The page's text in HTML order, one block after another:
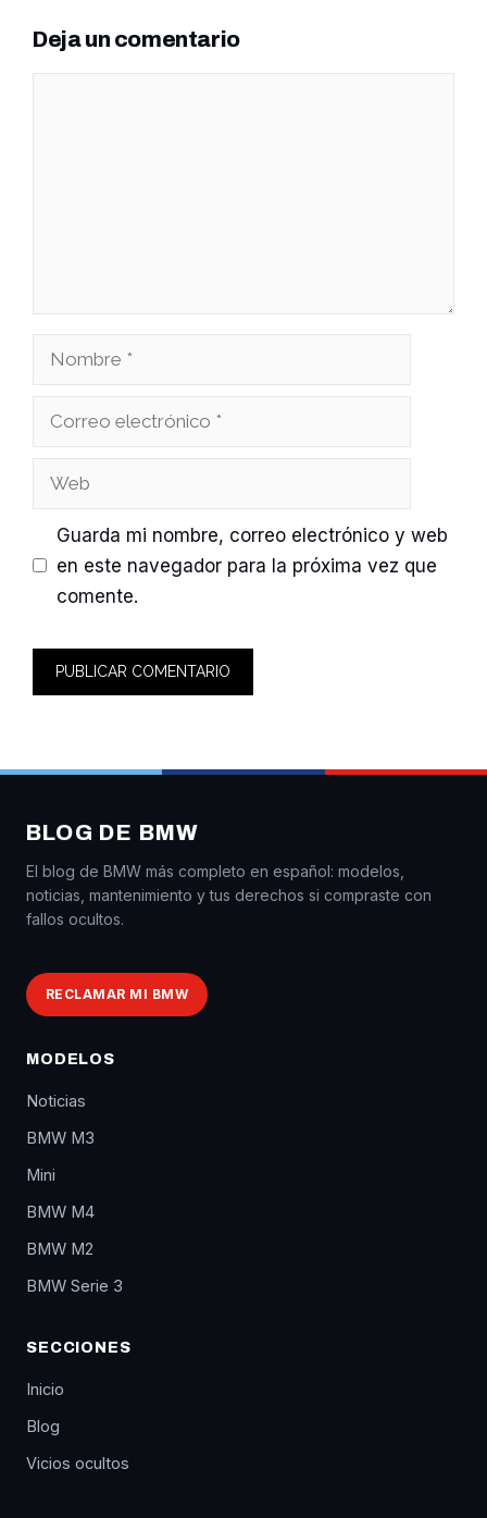
Deja un comentario
Nombre
Correo
Web
Guarda mi nombre, correo electrónico y web
en este navegador para la próxima vez que
comente.
BLOG DE BMW
El blog de BMW más completo en español: modelos,
noticias, mantenimiento y tus derechos si compraste con
fallos ocultos.
RECLAMAR MI BMW
MODELOS
Noticias
BMW M3
Mini
BMW M4
BMW M2
BMW Serie 3
SECCIONES
Inicio
Blog
Vicios ocultos